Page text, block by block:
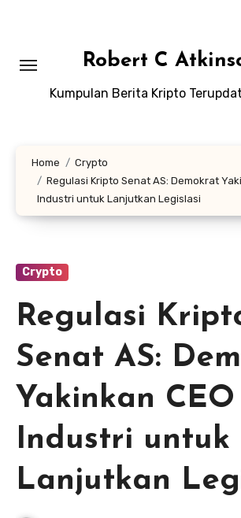
Robert C
Kumpulan Berita Kripto
Home
Crypto
Regulasi Kripto Senat AS: Demokrat
Industri untuk Lanjutkan Legislasi
Crypto
Regulasi
Senat AS:
Yakinkan CEO
Industri untuk
Lanjutkan